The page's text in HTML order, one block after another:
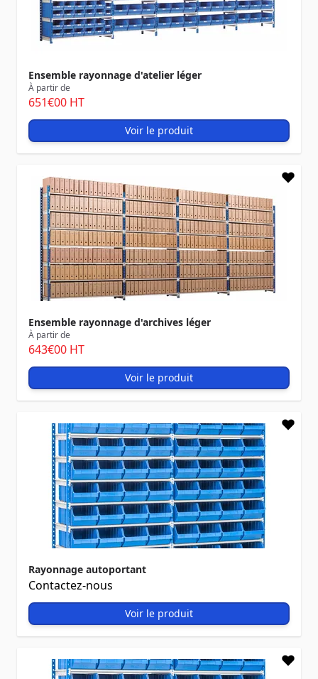
Ensemble rayonnage d'atelier léger
À partir de
651€00 HT
Voir le produit
Ensemble rayonnage d'archives léger
À partir de
643€00 HT
Voir le produit
Rayonnage autoportant
Contactez-nous
Voir le produit